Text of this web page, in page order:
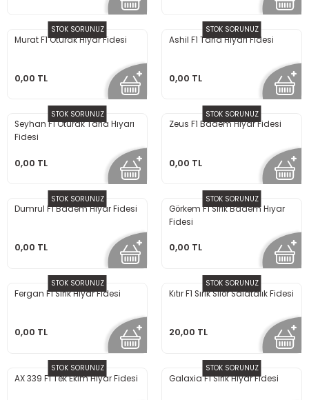
STOK SORUNUZ
Murat F1 Oturak Hıyar Fidesi
0,00 TL
STOK SORUNUZ
Ashil F1 Tarla Hıyarı Fidesi
0,00 TL
STOK SORUNUZ
Seyhan F1 Oturak Tarla Hıyarı
Fidesi
0,00 TL
STOK SORUNUZ
Zeus F1 Badem Hıyar Fidesi
0,00 TL
STOK SORUNUZ
Dumrul F1 Badem Hıyar Fidesi
0,00 TL
STOK SORUNUZ
Görkem F1 Sırık Badem Hıyar
Fidesi
0,00 TL
STOK SORUNUZ
Fergan F1 Sırık Hıyar Fidesi
0,00 TL
STOK SORUNUZ
Kıtır F1 Sırık Silor Salatalık Fidesi
20,00 TL
STOK SORUNUZ
AX 339 F1 Tek Ekim Hıyar Fidesi
STOK SORUNUZ
Galaxia F1 Sırık Hıyar Fidesi